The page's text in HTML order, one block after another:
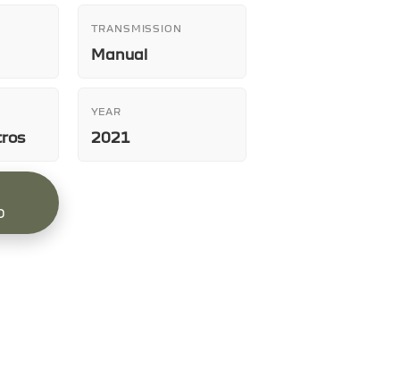
TRANSMISSION
Manual
YEAR
2021